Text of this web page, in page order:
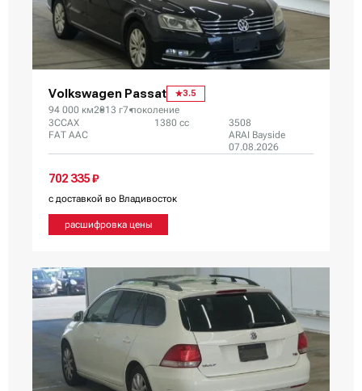
Volkswagen Passat 3.5
94 000 км2013 г7 поколение
3CCAX
FAT AAC
1380 сс
3508
ARAI Bayside
07.08.2026
702 335 ₽
с доставкой во Владивосток
расшифровка цены